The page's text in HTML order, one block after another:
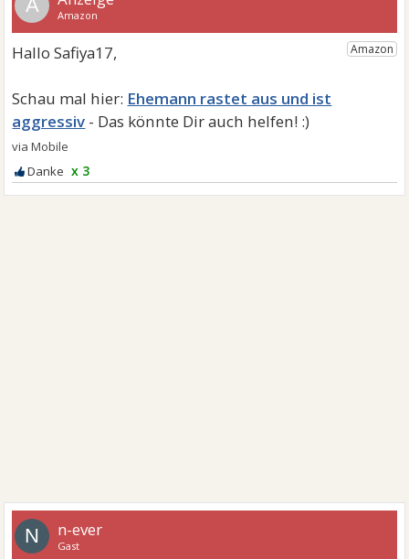
A
Ehemann rastet aus und ist
aggressiv
x 3
N n-ever
Gast